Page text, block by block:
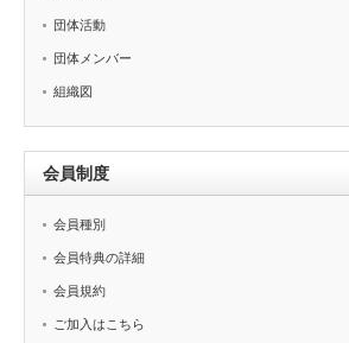
団体活動
団体メンバー
組織図
会員制度
会員種別
会員特典の詳細
会員規約
ご加入はこちら